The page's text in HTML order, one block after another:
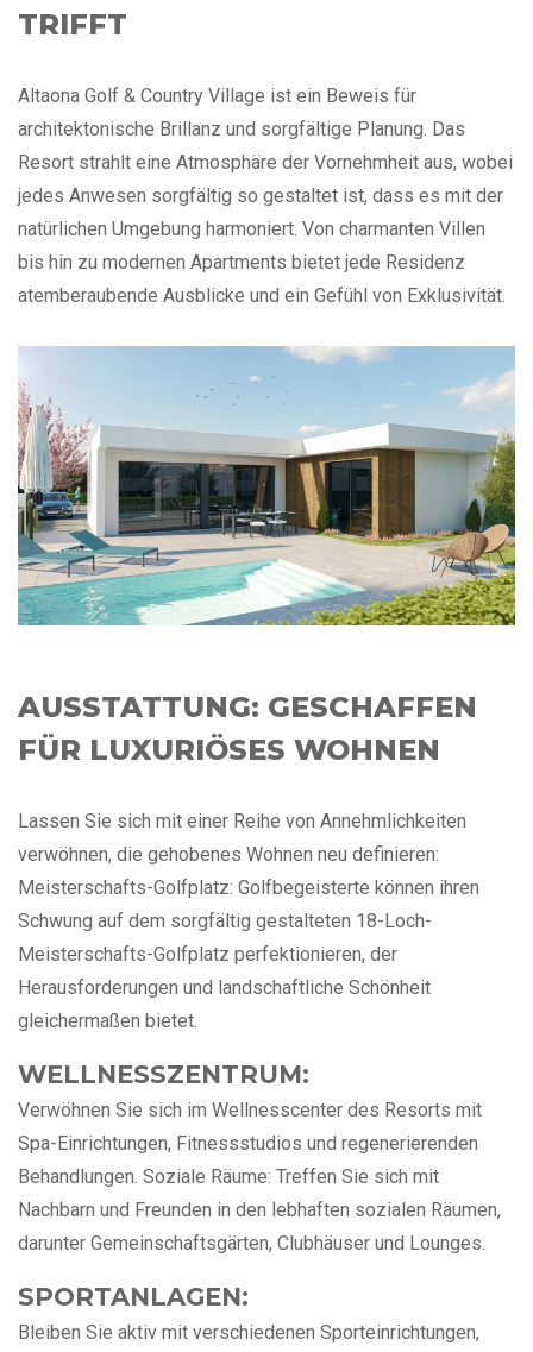
TRIFFT
Altaona Golf & Country Village ist ein Beweis für
architektonische Brillanz und sorgfältige Planung. Das
Resort strahlt eine Atmosphäre der Vornehmheit aus, wobei
jedes Anwesen sorgfältig so gestaltet ist, dass es mit der
natürlichen Umgebung harmoniert. Von charmanten Villen
bis hin zu modernen Apartments bietet jede Residenz
atemberaubende Ausblicke und ein Gefühl von Exklusivität.
AUSSTATTUNG: GESCHAFFEN
FÜR LUXURIÖSES WOHNEN
Lassen Sie sich mit einer Reihe von Annehmlichkeiten
verwöhnen, die gehobenes Wohnen neu definieren:
Meisterschafts-Golfplatz: Golfbegeisterte können ihren
Schwung auf dem sorgfältig gestalteten 18-Loch-
Meisterschafts-Golfplatz perfektionieren, der
Herausforderungen und landschaftliche Schönheit
gleichermaßen bietet.
WELLNESSZENTRUM:
Verwöhnen Sie sich im Wellnesscenter des Resorts mit
Spa-Einrichtungen, Fitnessstudios und regenerierenden
Behandlungen. Soziale Räume: Treffen Sie sich mit
Nachbarn und Freunden in den lebhaften sozialen Räumen,
darunter Gemeinschaftsgärten, Clubhäuser und Lounges.
SPORTANLAGEN:
Bleiben Sie aktiv mit verschiedenen Sporteinrichtungen,